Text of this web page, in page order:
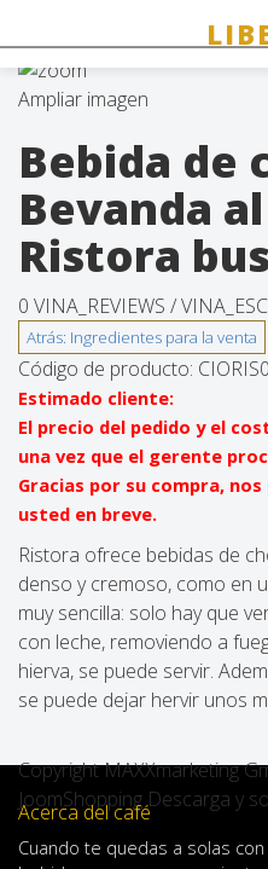
Ampliar imagen
Bebida de
Bevanda
Ristora
0 VINA_REVIEWS /
Código de producto:
Estimado cliente:
El precio del pedido y el
una vez que el gerente
Gracias por su compra,
usted en breve.
Ristora ofrece bebidas de
denso y cremoso, como en
muy sencilla: solo hay que
con leche, removiendo a
hierva, se puede servir.
se puede dejar hervir unos
Copyright MAXXmarketing
JoomShopping Descarga y
Acerca del café
Cuando te quedas a solas con